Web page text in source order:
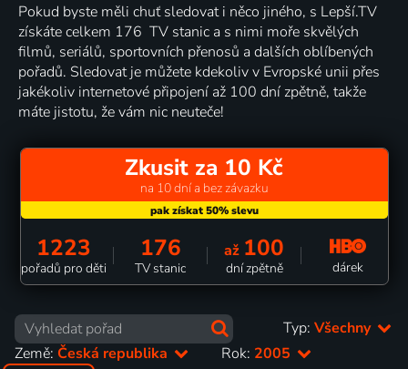
Pokud byste měli chuť sledovat i něco jiného, s Lepší.TV
získáte celkem 176 TV stanic a s nimi moře skvělých
filmů, seriálů, sportovních přenosů a dalších oblíbených
pořadů. Sledovat je můžete kdekoliv v Evropské unii přes
jakékoliv internetové připojení až 100 dní zpětně, takže
máte jistotu, že vám nic neuteče!
Zkusit za 10 Kč
na 10 dní a bez závazku
1223
pořadů pro děti
176
TV stanic
až 100
dní zpětně dárek
Typ: Všechny
Země: Česká republika Rok: 2005